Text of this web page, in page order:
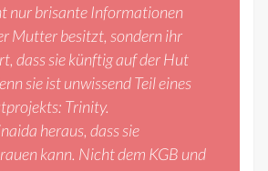
nur brisante Informationen
Mutter besitzt, sondern ihr
dass sie künftig auf der Hut
sie ist unwissend Teil eines
Trinity.
heraus, dass sie
kann. Nicht dem KGB und